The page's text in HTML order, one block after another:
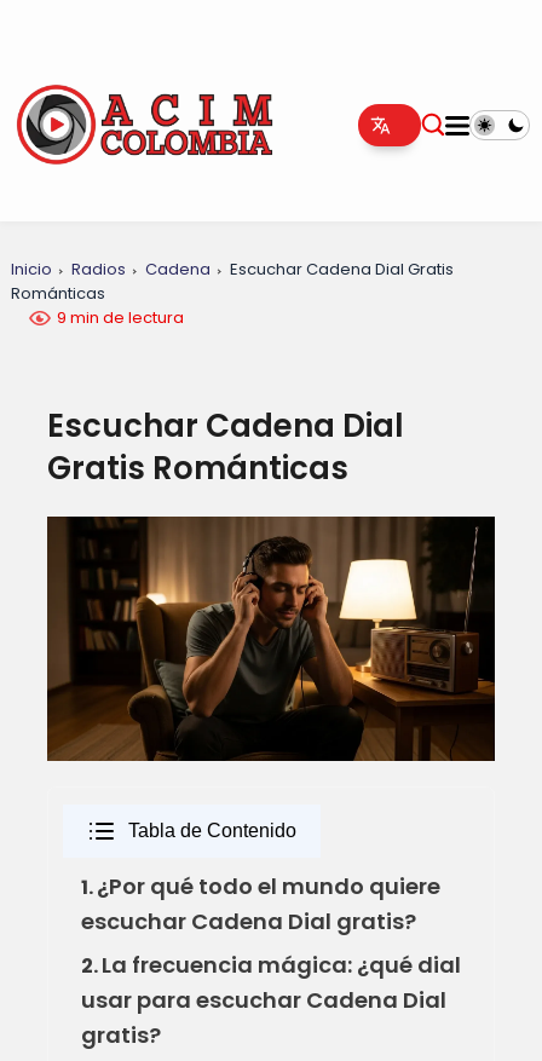
Inicio Radios Cadena
Escuchar Cadena Dial Gratis
Románticas
9 min de lectura
Escuchar Cadena Dial
Gratis Románticas
Tabla de Contenido
1.¿Por qué todo el mundo quiere
escuchar Cadena Dial gratis?
2.La frecuencia mágica: ¿qué dial
usar para escuchar Cadena Dial
gratis?